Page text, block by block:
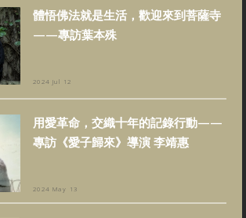
體悟佛法就是生活，歡迎來到菩薩寺
——專訪葉本殊
2024 Jul 12
用愛革命，交織十年的記錄行動——
專訪《愛子歸來》導演 李靖惠
2024 May 13